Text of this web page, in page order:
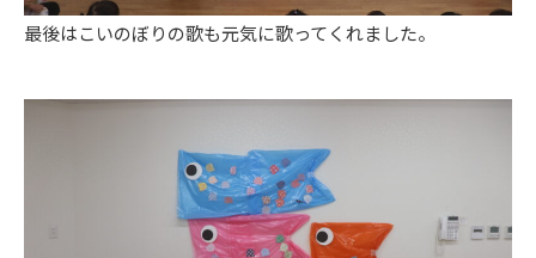
最後はこいのぼりの歌も元気に歌ってくれました。